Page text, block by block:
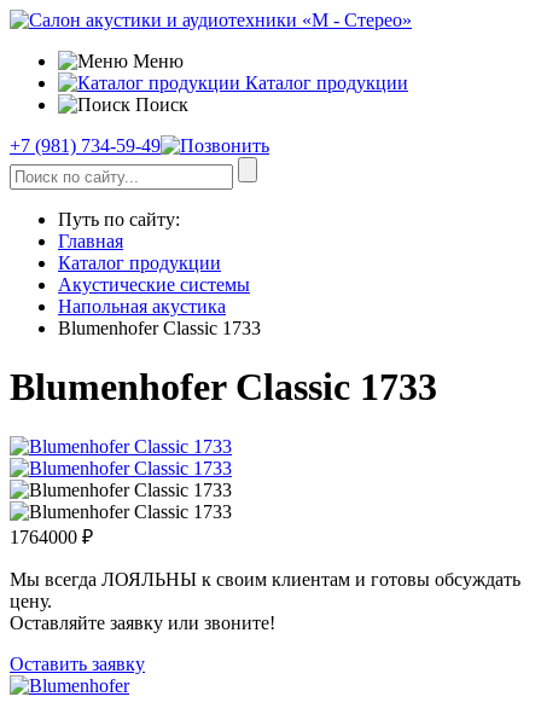
Меню
Каталог продукции
Поиск
+7 (981) 734-59-49
Путь по сайту:
Главная
Каталог продукции
Акустические системы
Напольная акустика
Blumenhofer Classic 1733
Blumenhofer Classic 1733
1764000 ₽
Мы всегда ЛОЯЛЬНЫ к своим клиентам и готовы обсуждать
цену.
Оставляйте заявку или звоните!
Оставить заявку